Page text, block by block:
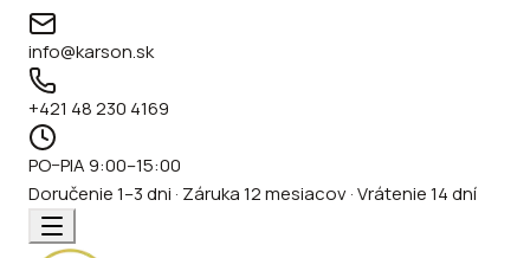
info@karson.sk
+421 48 230 4169
PO–PIA 9:00–15:00
Doručenie 1–3 dni · Záruka 12 mesiacov · Vrátenie 14 dní